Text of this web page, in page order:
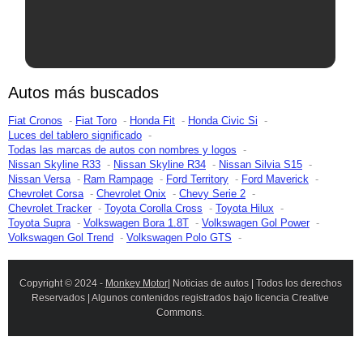
Autos más buscados
Fiat Cronos Fiat Toro Honda Fit
Honda Civic Si
Luces del tablero significado
Todas las marcas de autos con nombres y logos
Nissan Skyline R33
Nissan Skyline R34
Nissan Silvia S15
Nissan Versa
Ram Rampage Ford Territory
Ford Maverick
Chevrolet Corsa
Chevrolet Onix
Chevy Serie 2
Chevrolet Tracker
Toyota Corolla Cross
Toyota Hilux
Toyota Supra
Volkswagen Bora 1.8T
Volkswagen Gol Power
Volkswagen Gol Trend
Volkswagen Polo GTS
Copyright © 2024 - Monkey Motor| Noticias de autos | Todos los derechos
Reservados | Algunos contenidos registrados bajo licencia Creative
Commons.